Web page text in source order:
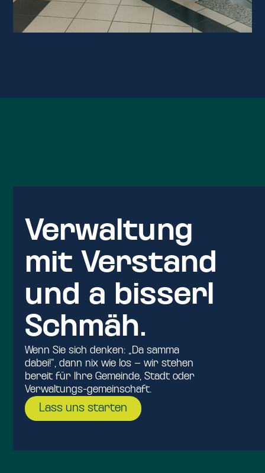
Verwaltung
mit Verstand
und a bisserl
Schmäh.
Wenn Sie sich denken: „Da samma
dabei!“, dann nix wie los – wir stehen
bereit für Ihre Gemeinde, Stadt oder
Verwaltungs-gemeinschaft.
Lass uns starten